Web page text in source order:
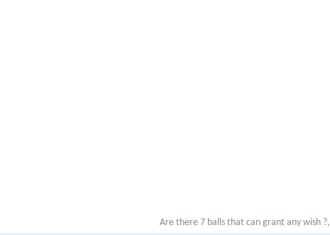
Are there 7 balls that can grant any wish ?,